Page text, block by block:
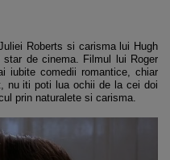
Roberts si carisma lui Hugh
de cinema. Filmul lui Roger
iubite comedii romantice, chiar
nu iti poti lua ochii de la cei doi
prin naturalete si carisma.